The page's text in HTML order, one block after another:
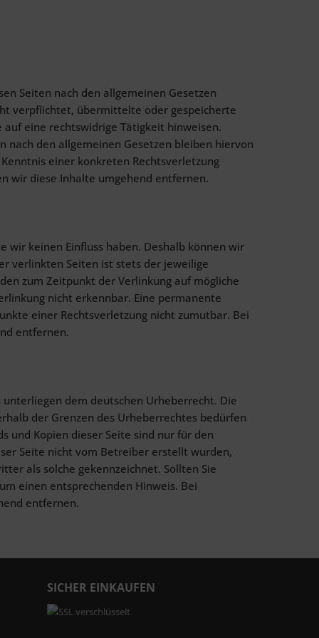
Seiten nach den allgemeinen Gesetzen
verpflichtet, übermittelte oder gespeicherte
eine rechtswidrige Tätigkeit hinweisen.
nach den allgemeinen Gesetzen bleiben hiervon
einer konkreten Rechtsverletzung
wir diese Inhalte umgehend entfernen.
keinen Einfluss haben. Deshalb können wir
verlinkten Seiten ist stets der jeweilige
zum Zeitpunkt der Verlinkung auf mögliche
nicht erkennbar. Eine permanente
einer Rechtsverletzung nicht zumutbar. Bei
entfernen.
dem deutschen Urheberrecht. Die
der Grenzen des Urheberrechtes bedürfen
und Kopien dieser Seite sind nur für den
Seite nicht vom Betreiber erstellt wurden,
als solche gekennzeichnet. Sollten Sie
einen entsprechenden Hinweis. Bei
entfernen.
SICHER EINKAUFEN